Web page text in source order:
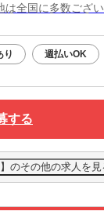
全国に多数ござい
り 週払いOK
する
のその他の求人を見